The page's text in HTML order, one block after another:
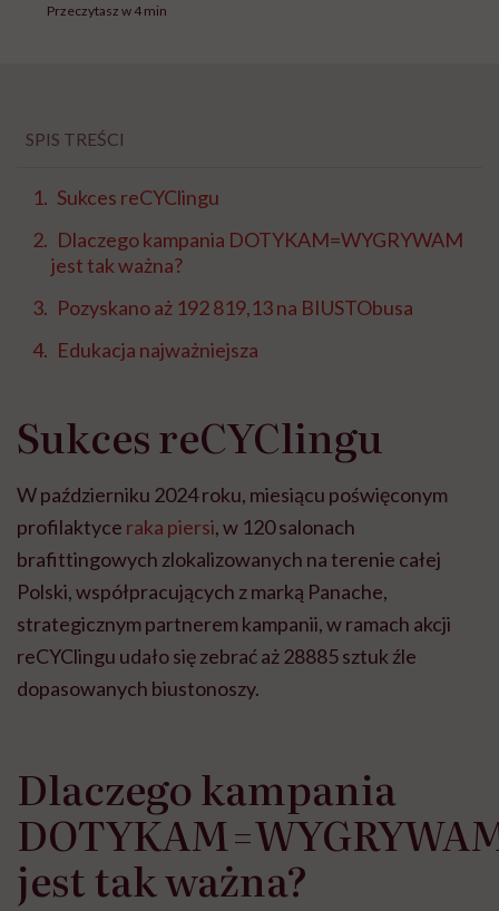
Przeczytasz w 4 min
SPIS TREŚCI
Sukces reCYClingu
Dlaczego kampania DOTYKAM=WYGRYWAM
jest tak ważna?
Pozyskano aż 192 819,13 na BIUSTObusa
Edukacja najważniejsza
Sukces reCYClingu
W październiku 2024 roku, miesiącu poświęconym
profilaktyce raka piersi, w 120 salonach
brafittingowych zlokalizowanych na terenie całej
Polski, współpracujących z marką Panache,
strategicznym partnerem kampanii, w ramach akcji
reCYClingu udało się zebrać aż 28885 sztuk źle
dopasowanych biustonoszy.
Dlaczego kampania
jest tak ważna?